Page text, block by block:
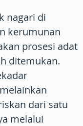
nagari di
kerumunan
prosesi adat
ditemukan.
dari satu
melalui